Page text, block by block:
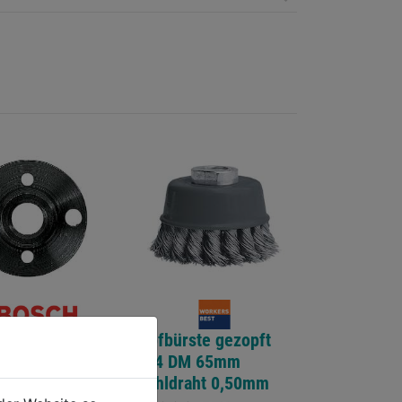
DM 115-
Topfbürste gezopft
M14 DM 65mm
Stahldraht 0,50mm